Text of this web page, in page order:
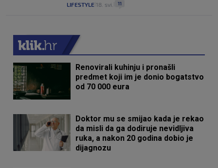
LIFESTYLE 18. svi. 11
Renovirali kuhinju i pronašli
predmet koji im je donio bogatstvo
od 70 000 eura
Doktor mu se smijao kada je rekao
da misli da ga dodiruje nevidljiva
ruka, a nakon 20 godina dobio je
dijagnozu